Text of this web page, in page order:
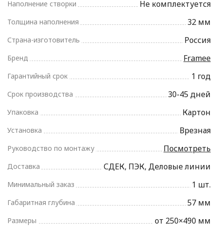
Наполнение створки Не комплектуется
Толщина наполнения 32 мм
Страна-изготовитель Россия
Бренд Framee
Гарантийный срок 1 год
Срок производства 30-45 дней
Упаковка Картон
Установка Врезная
Руководство по монтажу Посмотреть
Доставка СДЕК, ПЭК, Деловые линии
Минимальный заказ 1 шт.
Габаритная глубина 57 мм
Размеры от 250×490 мм